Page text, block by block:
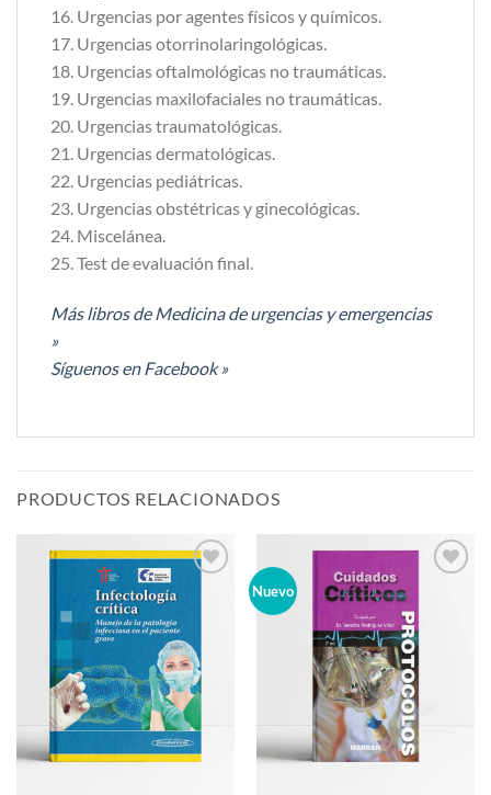
16. Urgencias por agentes físicos y químicos.
17. Urgencias otorrinolaringológicas.
18. Urgencias oftalmológicas no traumáticas.
19. Urgencias maxilofaciales no traumáticas.
20. Urgencias traumatológicas.
21. Urgencias dermatológicas.
22. Urgencias pediátricas.
23. Urgencias obstétricas y ginecológicas.
24. Miscelánea.
25. Test de evaluación final.
Más libros de Medicina de urgencias y emergencias
»
Síguenos en Facebook »
PRODUCTOS RELACIONADOS
Nuevo